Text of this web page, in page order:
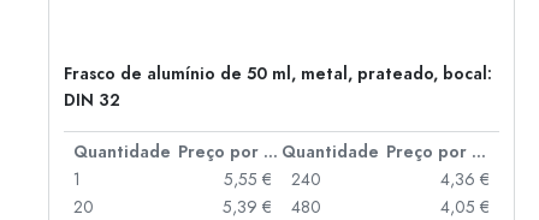
Frasco de alumínio de 50 ml, metal, prateado, bocal:
DIN 32
Quantidade Preço por peça Quantidade
Preço por peça
1
5,55 €
20
5,39 €
240
4,36 €
480
4,05 €